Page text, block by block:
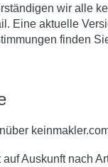
wir alle
Eine aktuelle
finden
auf Auskunft nach